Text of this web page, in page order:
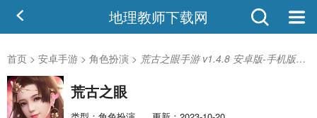
地理教师下载网
首页 > 安卓手游 > 角色扮演 > 荒古之眼手游 v1.4.8 安卓版-手机版下载
荒古之眼